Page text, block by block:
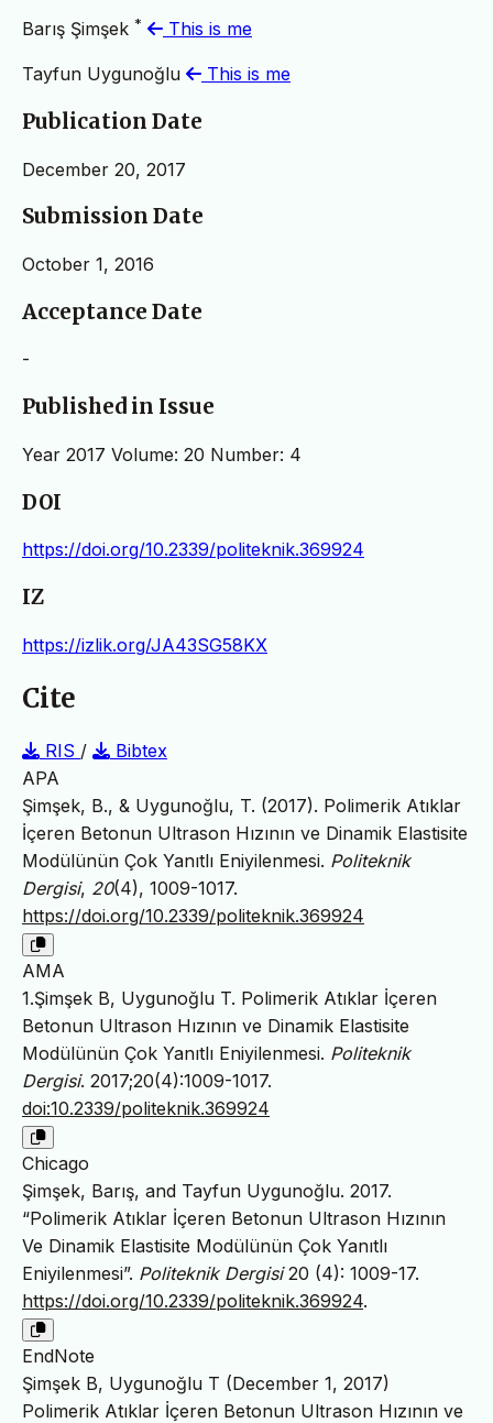
Barış Şimşek * This is me
Tayfun Uygunoğlu This is me
Publication Date
December 20, 2017
Submission Date
October 1, 2016
Acceptance Date
-
Published in Issue
Year 2017 Volume: 20 Number: 4
DOI
https://doi.org/10.2339/politeknik.369924
IZ
https://izlik.org/JA43SG58KX
Cite
RIS /
Bibtex
APA
Şimşek, B., & Uygunoğlu, T. (2017). Polimerik Atıklar
İçeren Betonun Ultrason Hızının ve Dinamik Elastisite
Modülünün Çok Yanıtlı Eniyilenmesi. Politeknik
Dergisi, 20(4), 1009-1017.
https://doi.org/10.2339/politeknik.369924
AMA
1.Şimşek B, Uygunoğlu T. Polimerik Atıklar İçeren
Betonun Ultrason Hızının ve Dinamik Elastisite
Modülünün Çok Yanıtlı Eniyilenmesi. Politeknik
Dergisi. 2017;20(4):1009-1017.
doi:10.2339/politeknik.369924
Chicago
Şimşek, Barış, and Tayfun Uygunoğlu. 2017.
“Polimerik Atıklar İçeren Betonun Ultrason Hızının
Ve Dinamik Elastisite Modülünün Çok Yanıtlı
Eniyilenmesi”. Politeknik Dergisi20 (4): 1009-17.
https://doi.org/10.2339/politeknik.369924.
EndNote
Şimşek B, Uygunoğlu T (December 1, 2017)
Polimerik Atıklar İçeren Betonun Ultrason Hızının ve